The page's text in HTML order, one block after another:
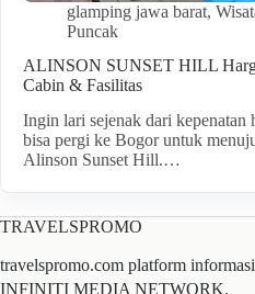
glamping jawa barat,
Puncak
ALINSON SUNSET HILL
Cabin & Fasilitas
Ingin lari sejenak dari kepenatan
bisa pergi ke Bogor untuk
Alinson Sunset Hill.…
TRAVELSPROMO
travelspromo.com platform
INFINITI MEDIA NETWORK.